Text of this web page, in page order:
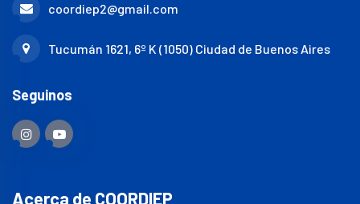
coordiep2@gmail.com
Tucumán 1621, 6º K (1050) Ciudad de Buenos Aires
Seguinos
Acerca de COORDIEP